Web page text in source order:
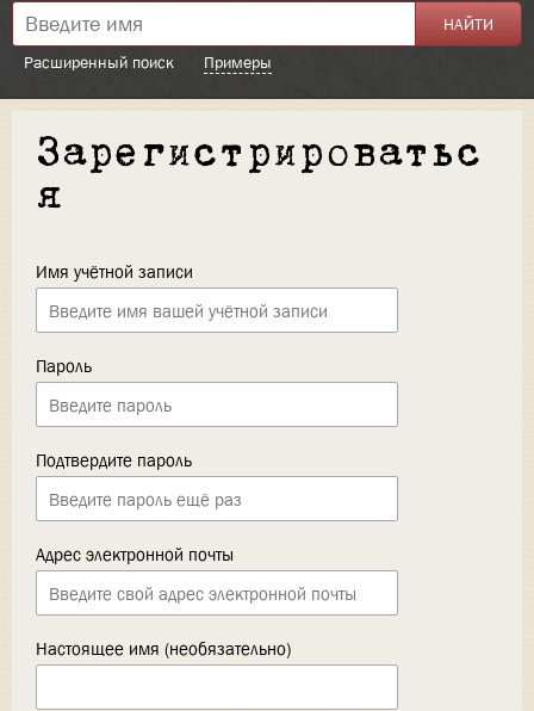
Расширенный поиск Примеры
Зарегистрироватьс
я
Имя учётной записи
Пароль
Подтвердите пароль
Адрес электронной почты
Настоящее имя (необязательно)